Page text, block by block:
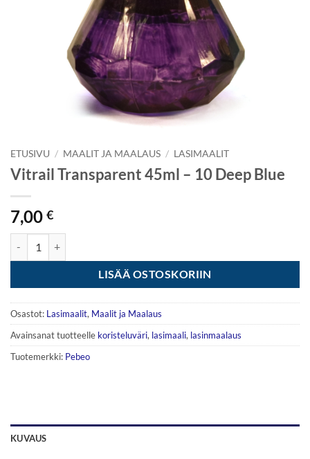
ETUSIVU / MAALIT JA MAALAUS / LASIMAALIT
Vitrail Transparent 45ml – 10 Deep Blue
7,00 €
LISÄÄ OSTOSKORIIN
Osastot: Lasimaalit, Maalit ja Maalaus
Avainsanat tuotteelle koristeluväri, lasimaali, lasinmaalaus
Tuotemerkki: Pebeo
KUVAUS